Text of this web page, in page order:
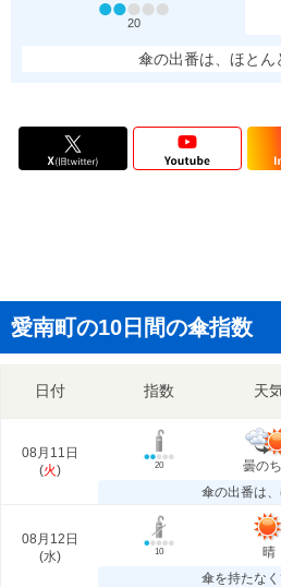
20
傘の出番は、ほとん
愛南町の10日間の傘指数
日付 指数 天
08月11日
(火) 20 曇の
傘の出番は
08月12日
(水) 10 晴
傘を持たな